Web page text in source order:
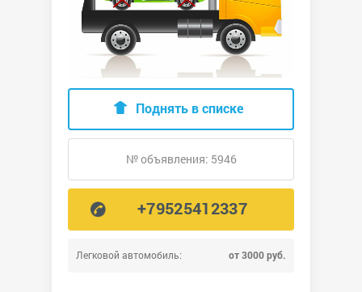
Легковой автомобиль: от 3000 руб.
Поднять в списке
№ объявления: 5946
+79525412337